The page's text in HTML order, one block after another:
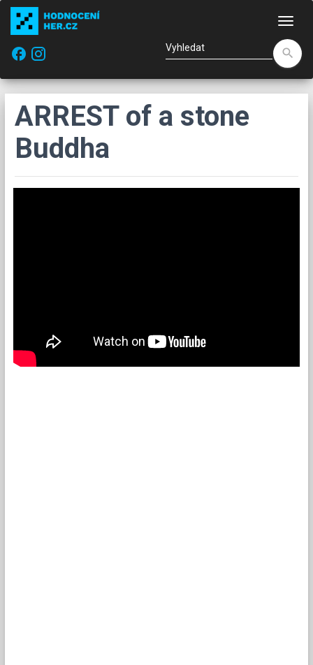
facebook
search
ARREST of a stone
Buddha